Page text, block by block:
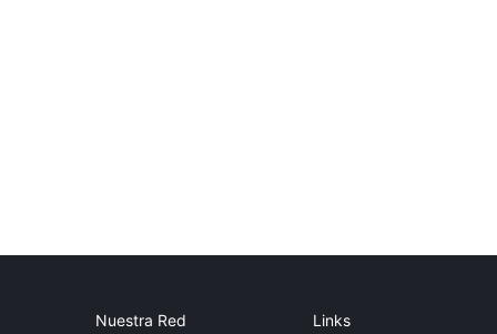
Nuestra Red Links